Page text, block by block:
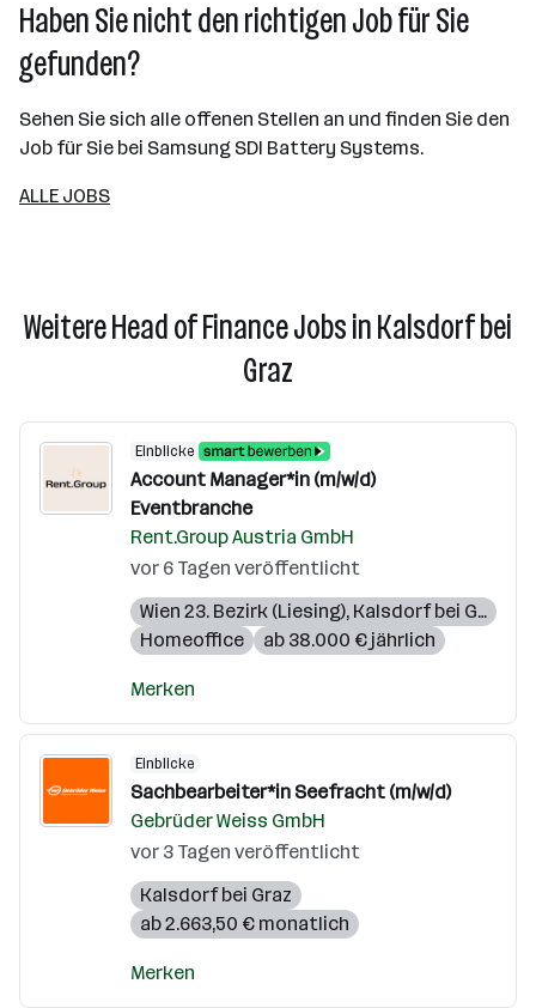
Haben Sie nicht den richtigen Job für Sie
gefunden?
Sehen Sie sich alle offenen Stellen an und finden Sie den
Job für Sie bei Samsung SDI Battery Systems.
ALLE JOBS
Weitere Head of Finance Jobs in Kalsdorf bei
Graz
Einblicke
Account Manager*in (m/w/d)
Eventbranche
Rent.Group Austria GmbH
vor 6 Tagen veröffentlicht
Wien 23. Bezirk (Liesing), Kalsdorf bei Graz
Homeoffice
ab 38.000 € jährlich
Merken
Einblicke
Sachbearbeiter*in Seefracht (m/w/d)
Gebrüder Weiss GmbH
vor 3 Tagen veröffentlicht
Kalsdorf bei Graz
ab 2.663,50 € monatlich
Merken